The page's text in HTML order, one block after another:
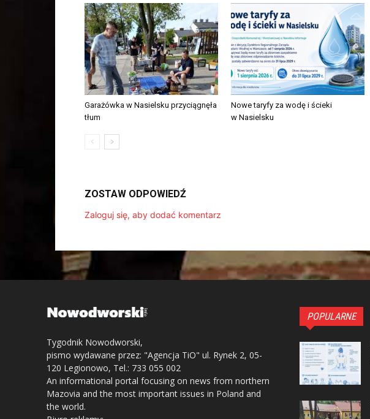
Garażówka w Nasielsku przyciągnęła
tłum
Nowe taryfy za wodę i ścieki
w Nasielsku
ZOSTAW ODPOWIEDŹ
Zaloguj się, aby dodać komentarz
Tygodnik Nowodworski,
pismo wydawane przez: "Agencja TiO" ul. Rynek 2, 05-
120 Legionowo, Tel.: 733 055 002
An informational portal focusing on news from northern
Mazovia and the most important issues in Poland and
the world.
POPULARNE